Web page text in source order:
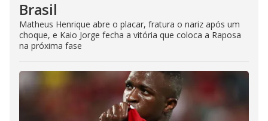
Brasil
Matheus Henrique abre o placar, fratura o nariz após um
choque, e Kaio Jorge fecha a vitória que coloca a Raposa
na próxima fase